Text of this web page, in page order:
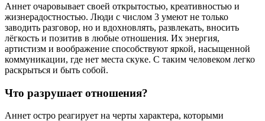
Аннет очаровывает своей открытостью, креативностью и
жизнерадостностью. Люди с числом 3 умеют не только
заводить разговор, но и вдохновлять, развлекать, вносить
лёгкость и позитив в любые отношения. Их энергия,
артистизм и воображение способствуют яркой, насыщенной
коммуникации, где нет места скуке. С таким человеком легко
раскрыться и быть собой.
Что разрушает отношения?
Аннет остро реагирует на черты характера, которыми